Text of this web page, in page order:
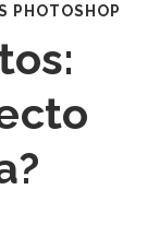
PHOTOSHOP